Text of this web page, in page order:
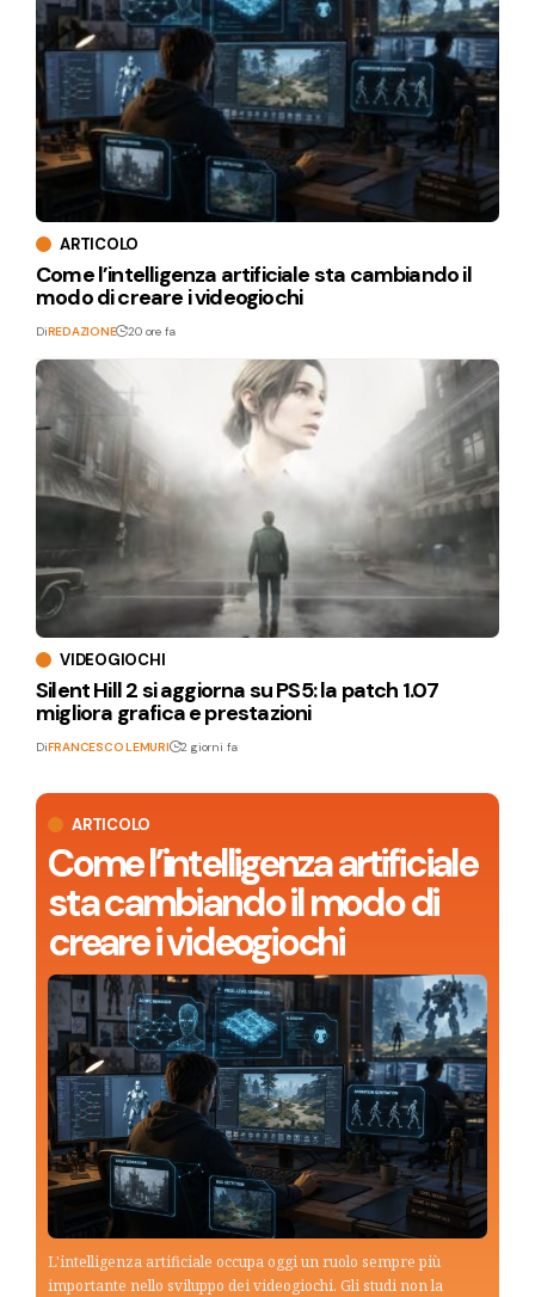
ARTICOLO
Come l’intelligenza artificiale
sta cambiando il modo di
creare i videogiochi
L'intelligenza artificiale occupa oggi un ruolo sempre più
importante nello sviluppo dei videogiochi. Gli studi non la
ARTICOLO
Come l’intelligenza artificiale sta cambiando il
modo di creare i videogiochi
DiREDAZIONE 20 ore fa
VIDEOGIOCHI
Silent Hill 2 si aggiorna su PS5: la patch 1.07
migliora grafica e prestazioni
DiFRANCESCO LEMURI 2 giorni fa